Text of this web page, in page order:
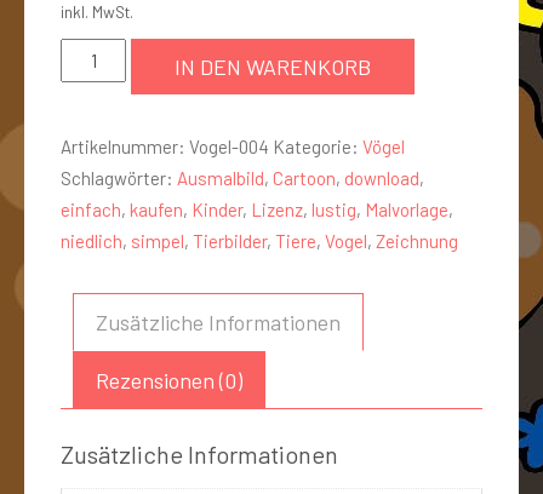
inkl. MwSt.
IN DEN WARENKORB
Artikelnummer: Vogel-004 Kategorie: Vögel
Schlagwörter: Ausmalbild, Cartoon, download,
einfach, kaufen, Kinder, Lizenz, lustig, Malvorlage,
niedlich, simpel, Tierbilder, Tiere, Vogel, Zeichnung
Zusätzliche Informationen
Rezensionen (0)
Zusätzliche Informationen